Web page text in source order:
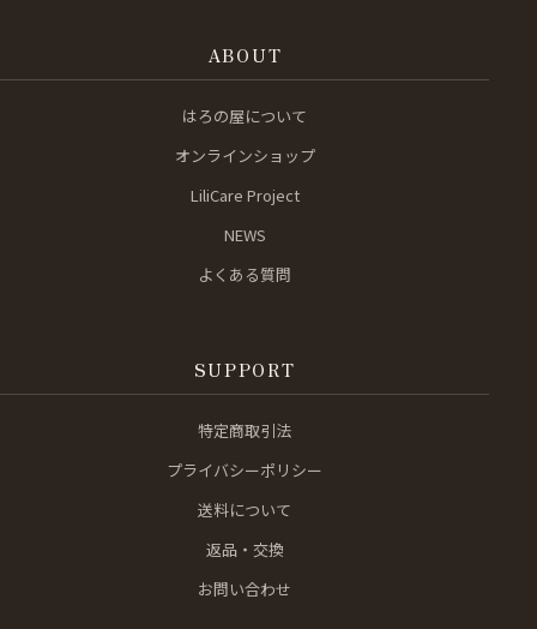
ABOUT
はろの屋について
オンラインショップ
LiliCare Project
NEWS
よくある質問
SUPPORT
特定商取引法
プライバシーポリシー
送料について
返品・交換
お問い合わせ